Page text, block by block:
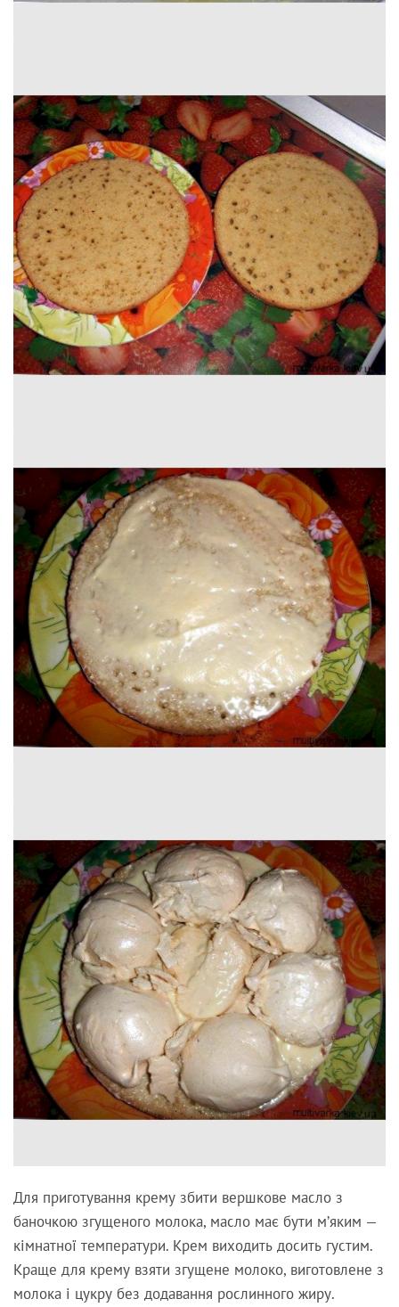
Для приготування крему збити вершкове масло з
баночкою згущеного молока, масло має бути м’яким —
кімнатної температури. Крем виходить досить густим.
Краще для крему взяти згущене молоко, виготовлене з
молока і цукру без додавання рослинного жиру.